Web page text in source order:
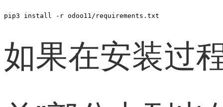
pip3 install -r odoo11/requirements.txt
如果在安装过